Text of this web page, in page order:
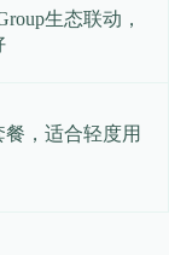
生态联动，
餐，适合轻度用